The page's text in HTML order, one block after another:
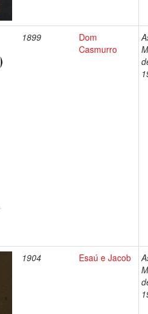
1899
Dom
Casmurro
1904 Esaú e Jacob